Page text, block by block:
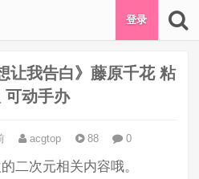
登录
让我告白》藤原千花 粘
可动手办
acgtop 88 0
二次元相关内容哦。